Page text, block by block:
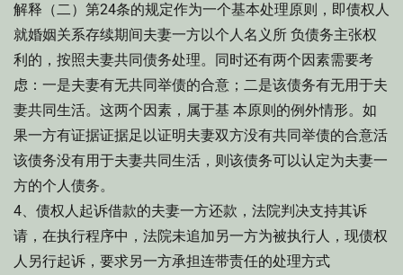
解释（二）第24条的规定作为一个基本处理原则，即债权人
就婚姻关系存续期间夫妻一方以个人名义所 负债务主张权
利的，按照夫妻共同债务处理。同时还有两个因素需要考
虑：一是夫妻有无共同举债的合意；二是该债务有无用于夫
妻共同生活。这两个因素，属于基 本原则的例外情形。如
果一方有证据证据足以证明夫妻双方没有共同举债的合意活
该债务没有用于夫妻共同生活，则该债务可以认定为夫妻一
方的个人债务。
4、债权人起诉借款的夫妻一方还款，法院判决支持其诉
请，在执行程序中，法院未追加另一方为被执行人，现债权
人另行起诉，要求另一方承担连带责任的处理方式